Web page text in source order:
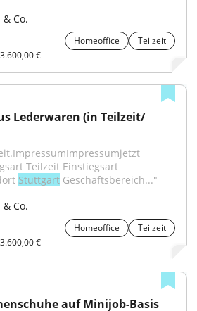
Co.
Homeoffice
Teilzeit
€
Lederwaren (in Teilzeit/
Teilzeit Einstiegsart
Stuttgart Geschäftsbereich..."
Co.
Homeoffice
Teilzeit
€
auf Minijob-Basis